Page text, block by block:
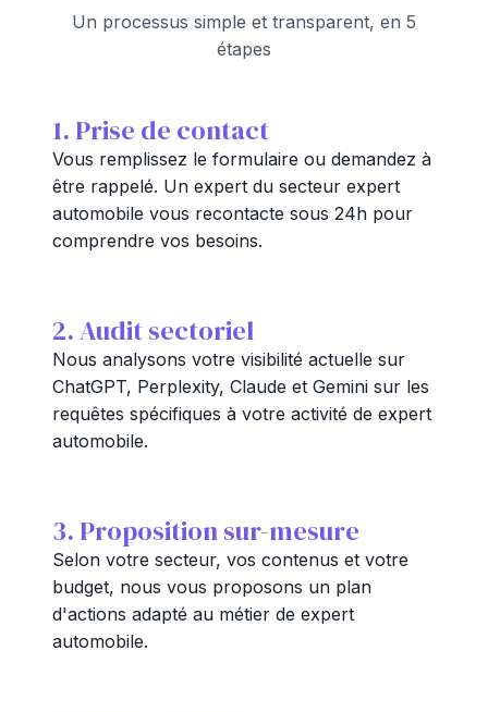
Un processus simple et transparent, en 5
étapes
1. Prise de contact
Vous remplissez le formulaire ou demandez à
être rappelé. Un expert du secteur expert
automobile vous recontacte sous 24h pour
comprendre vos besoins.
2. Audit sectoriel
Nous analysons votre visibilité actuelle sur
ChatGPT, Perplexity, Claude et Gemini sur les
requêtes spécifiques à votre activité de expert
automobile.
3. Proposition sur-mesure
Selon votre secteur, vos contenus et votre
budget, nous vous proposons un plan
d'actions adapté au métier de expert
automobile.